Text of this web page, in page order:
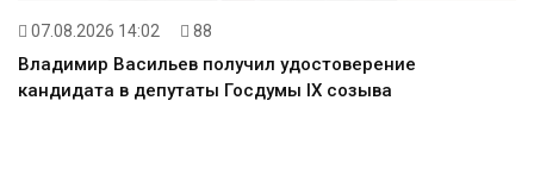
07.08.2026 14:02 88
Владимир Васильев получил удостоверение
кандидата в депутаты Госдумы IX созыва